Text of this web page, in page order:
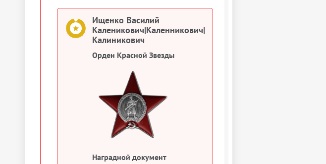
Ищенко Василий
Каленикович|Каленникович|
Калиникович
Орден Красной Звезды
Наградной документ